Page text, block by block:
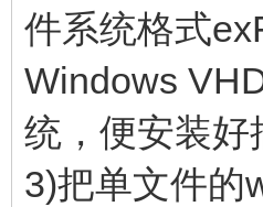
件系统格式
Windows
统，便安装
3)把单文件的